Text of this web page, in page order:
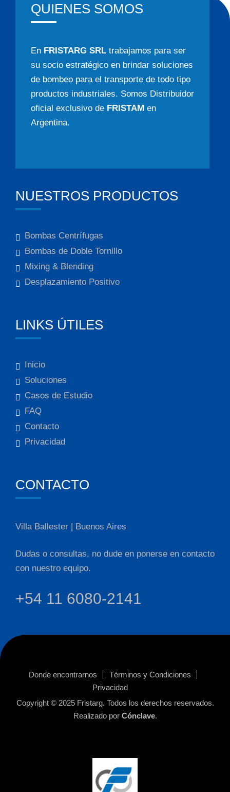
QUIENES SOMOS
En FRISTARG SRL trabajamos para ser
su socio estratégico en brindar soluciones
de bombeo para el transporte de todo tipo
productos industriales. Somos Distribuidor
oficial exclusivo de FRISTAM en
Argentina.
NUESTROS PRODUCTOS
Bombas Centrífugas
Bombas de Doble Tornillo
Mixing & Blending
Desplazamiento Positivo
LINKS ÚTILES
Inicio
Soluciones
Casos de Estudio
FAQ
Contacto
Privacidad
CONTACTO
Villa Ballester | Buenos Aires
Dudas o consultas, no dude en ponerse en contacto
con nuestro equipo.
+54 11 6080-2141
Donde encontrarnos
Términos y Condiciones
Privacidad
Copyright © 2025 Fristarg. Todos los derechos reservados.
Realizado por Cónclave.